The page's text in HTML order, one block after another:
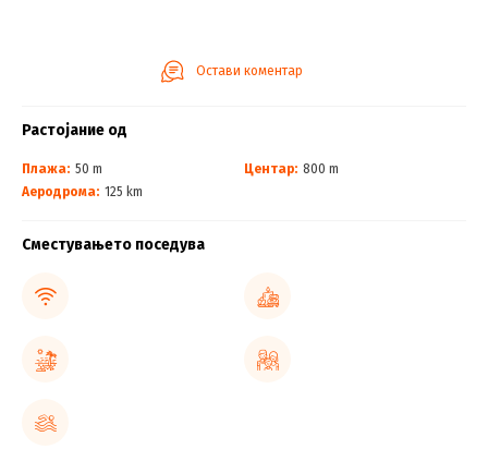
Остави коментар
Растојание од
Плажа: 50 m Центар: 800 m
Аеродрома: 125 km
Сместувањето поседува